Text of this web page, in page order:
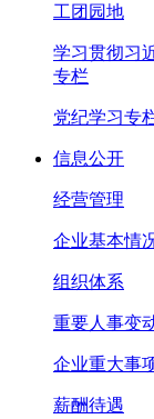
工团园地
学习贯彻习
专栏
党纪学习专
信息公开
经营管理
企业基本情
组织体系
重要人事变
企业重大事
薪酬待遇